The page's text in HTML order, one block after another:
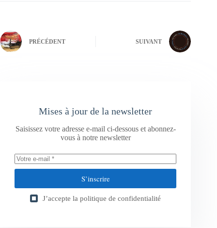
PRÉCÉDENT SUIVANT
Mises à jour de la newsletter
Saisissez votre adresse e-mail ci-dessous et abonnez-
vous à notre newsletter
S’inscrire
J’accepte la politique de confidentialité